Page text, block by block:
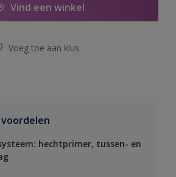
Vind een winkel
Voeg toe aan klus
hechtprimer, tussen- en